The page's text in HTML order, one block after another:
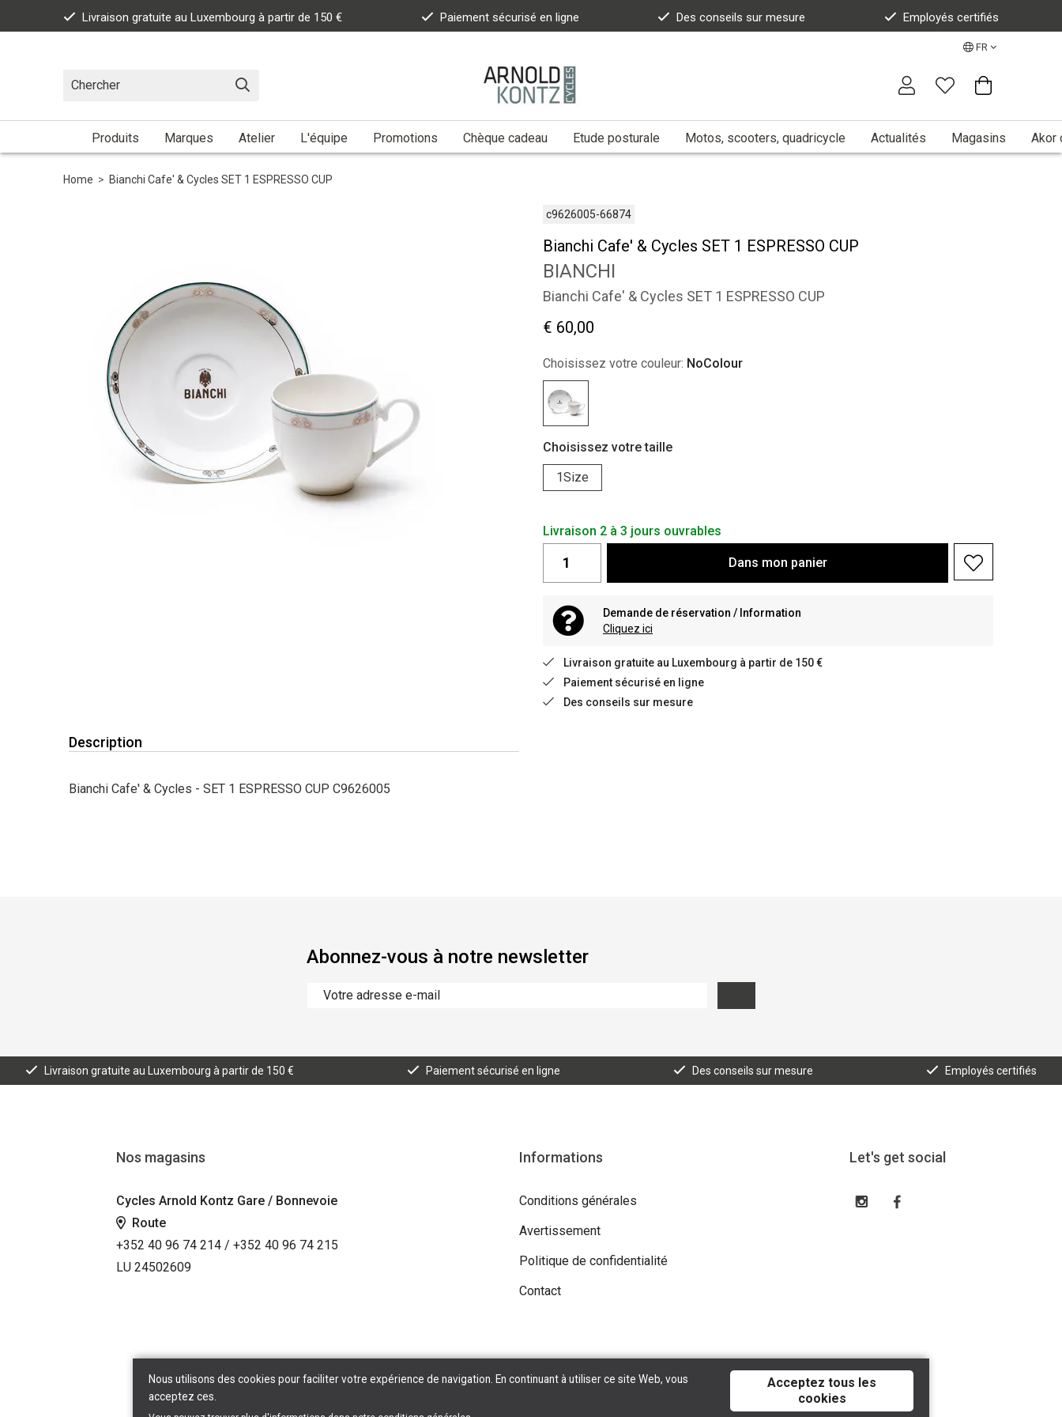
Livraison gratuite au Luxembourg à partir de 150 € Paiement sécurisé en ligne Des conseils sur mesure Employés certifiés
FR
Produits Marques Atelier L'équipe Promotions Chèque cadeau Etude posturale Motos, scooters, quadricycle Actualités Magasins Akor
Home > Bianchi Cafe' & Cycles SET 1 ESPRESSO CUP
c9626005-66874
Bianchi Cafe' & Cycles SET 1 ESPRESSO CUP
BIANCHI
Bianchi Cafe' & Cycles SET 1 ESPRESSO CUP
€ 60,00
Choisissez votre couleur: NoColour
Choisissez votre taille
1Size
Livraison 2 à 3 jours ouvrables
Dans mon panier
Demande de réservation / Information
Cliquez ici
Livraison gratuite au Luxembourg à partir de 150 €
Paiement sécurisé en ligne
Des conseils sur mesure
Description
Bianchi Cafe' & Cycles - SET 1 ESPRESSO CUP C9626005
Abonnez-vous à notre newsletter
Livraison gratuite au Luxembourg à partir de 150 € Paiement sécurisé en ligne Des conseils sur mesure Employés certifiés
Nos magasins
Cycles Arnold Kontz Gare / Bonnevoie
Route
+352 40 96 74 214 / +352 40 96 74 215
LU 24502609
Informations
Conditions générales
Avertissement
Politique de confidentialité
Contact
Let's get social
Copyright © 2026 Tilroy. All Rights Reserved | Powered By
Nous utilisons des cookies pour faciliter votre expérience de navigation. En continuant à utiliser ce site Web, vous
acceptez ces.
Acceptez tous les
cookies